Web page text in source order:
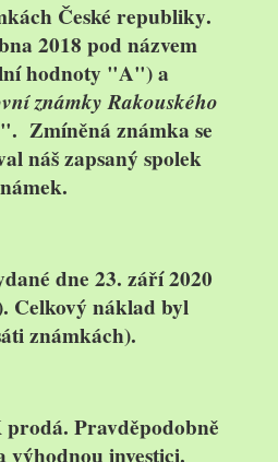
České republiky.
2018 pod názvem
hodnoty "A") a
známky Rakouského
". Zmíněná známka se
náš zapsaný spolek
dne23. září 2020
Celkový náklad byl
známkách).
prodá. Pravděpodobně
výhodnou investici.